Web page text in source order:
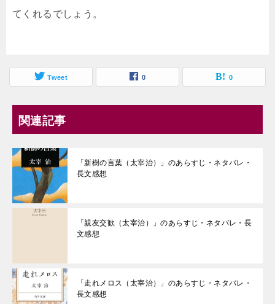
てくれるでしょう。
Tweet 0 0
関連記事
「新樹の言葉（太宰治）」のあらすじ・ネタバレ・
長文感想
「親友交歓（太宰治）」のあらすじ・ネタバレ・長
文感想
「走れメロス（太宰治）」のあらすじ・ネタバレ・
長文感想